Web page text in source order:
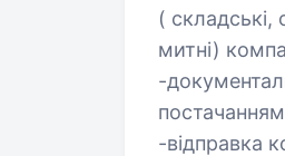
( складські,
митні)
-
-відправка